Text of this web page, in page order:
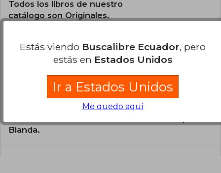
Todos los libros de nuestro
catálogo son Originales.
¿En qué Idioma está escrito el
¿Cuál es la encuadernación de este libro?
Blanda.
Estás viendo Buscalibre Ecuador, pero
estás en Estados Unidos
Ir a Estados Unidos
Me quedo aquí